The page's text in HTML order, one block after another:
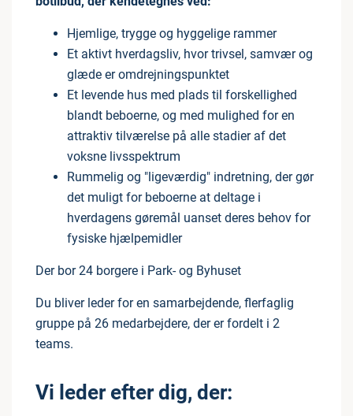
Hjemlige, trygge og hyggelige rammer
Et aktivt hverdagsliv, hvor trivsel, samvær og
glæde er omdrejningspunktet
Et levende hus med plads til forskellighed
blandt beboerne, og med mulighed for en
attraktiv tilværelse på alle stadier af det
voksne livsspektrum
Rummelig og "ligeværdig" indretning, der gør
det muligt for beboerne at deltage i
hverdagens gøremål uanset deres behov for
fysiske hjælpemidler
Der bor 24 borgere i Park- og Byhuset
Du bliver leder for en samarbejdende, flerfaglig
gruppe på 26 medarbejdere, der er fordelt i 2
teams.
Vi leder efter dig, der: